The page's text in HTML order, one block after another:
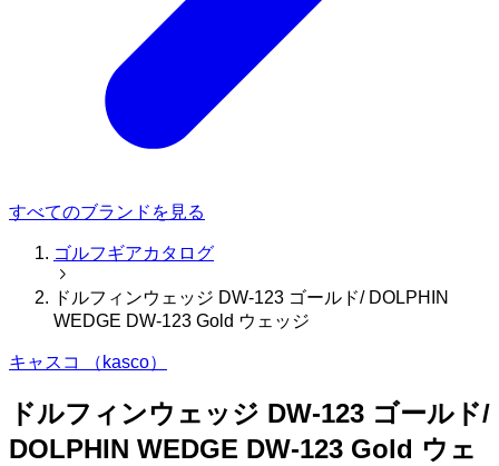
すべてのブランドを見る
ゴルフギアカタログ
ドルフィンウェッジ DW-123 ゴールド/ DOLPHIN
WEDGE DW-123 Gold ウェッジ
キャスコ （kasco）
ドルフィンウェッジ DW-123 ゴールド/
DOLPHIN WEDGE DW-123 Gold ウェ